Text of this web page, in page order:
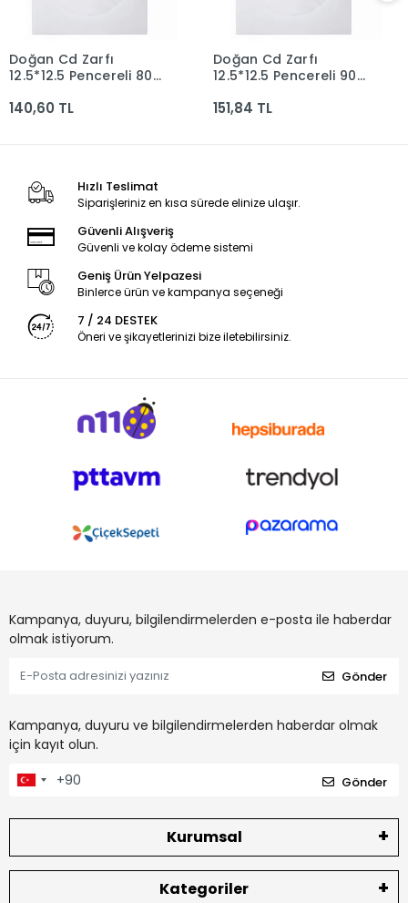
Sepete Ekle
Doğan Cd Zarfı
12.5*12.5 Pencereli 80
140,60 TL
Sepete Ekle
Doğan Cd Zarfı
12.5*12.5 Pencereli 90
151,84 TL
Hızlı Teslimat
Siparişleriniz en kısa sürede elinize ulaşır.
Güvenli Alışveriş
Güvenli ve kolay ödeme sistemi
Geniş Ürün Yelpazesi
Binlerce ürün ve kampanya seçeneği
7 / 24 DESTEK
Öneri ve şikayetlerinizi bize iletebilirsiniz.
Kampanya, duyuru, bilgilendirmelerden e-posta ile haberdar
olmak istiyorum.
Gönder
Kampanya, duyuru ve bilgilendirmelerden haberdar olmak
için kayıt olun.
Gönder
Kurumsal
Kategoriler